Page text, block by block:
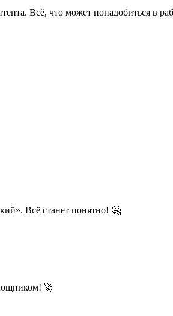
Всё, что может понадобиться в
Всё станет понятно! 🤗
🚀